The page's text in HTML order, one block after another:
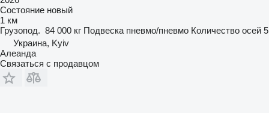
Состояние новый
1 км
Грузопод. 84 000 кг Подвеска пневмо/пневмо Количество осей 5
Украина, Kyiv
Алеанда
Связаться с продавцом